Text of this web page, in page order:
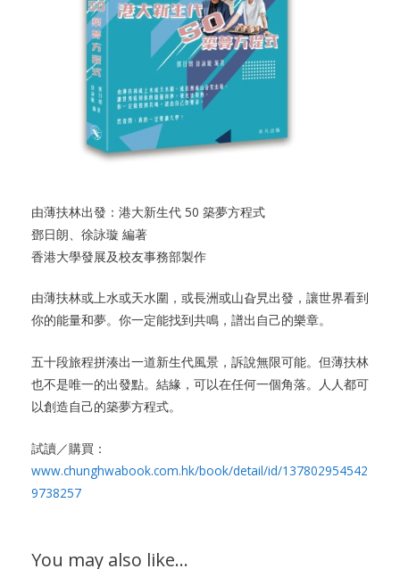
由薄扶林出發：港大新生代 50 築夢方程式
鄧日朗、徐詠璇 編著
香港大學發展及校友事務部製作
由薄扶林或上水或天水圍，或長洲或山旮旯出發，讓世界看到
你的能量和夢。你一定能找到共鳴，譜出自己的樂章。
五十段旅程拼湊出一道新生代風景，訴說無限可能。但薄扶林
也不是唯一的出發點。結緣，可以在任何一個角落。人人都可
以創造自己的築夢方程式。
試讀／購買：
www.chunghwabook.com.hk/book/detail/id/137802954542
9738257
You may also like…